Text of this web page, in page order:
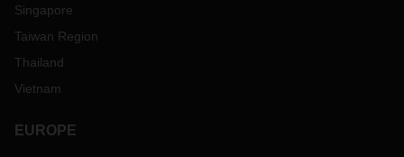
Singapore
Taiwan Region
Thailand
Vietnam
EUROPE